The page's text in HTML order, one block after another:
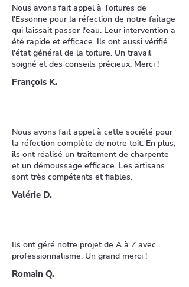
Nous avons fait appel à Toitures de
l'Essonne pour la réfection de notre faîtage
qui laissait passer l'eau. Leur intervention a
été rapide et efficace. Ils ont aussi vérifié
l'état général de la toiture. Un travail
soigné et des conseils précieux. Merci !
François K.
Nous avons fait appel à cette société pour
la réfection complète de notre toit. En plus,
ils ont réalisé un traitement de charpente
et un démoussage efficace. Les artisans
sont très compétents et fiables.
Valérie D.
Ils ont géré notre projet de A à Z avec
professionnalisme. Un grand merci !
Romain Q.